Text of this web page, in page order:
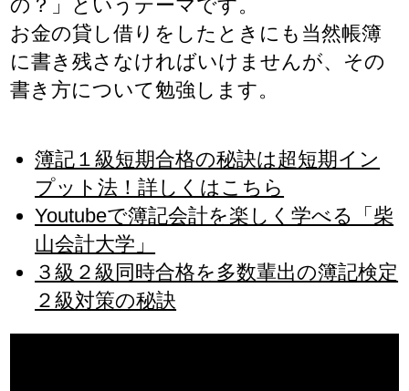
の？」というテーマです。
お金の貸し借りをしたときにも当然帳簿
に書き残さなければいけませんが、その
書き方について勉強します。
簿記１級短期合格の秘訣は超短期イン
プット法！詳しくはこちら
Youtubeで簿記会計を楽しく学べる「柴
山会計大学」
３級２級同時合格を多数輩出の簿記検定
２級対策の秘訣